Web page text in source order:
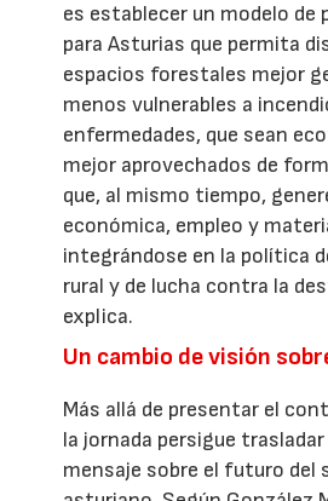
es establecer un modelo
para Asturias que permita
espacios forestales mejor
menos vulnerables a
enfermedades, que sean
mejor aprovechados de
que, al mismo tiempo,
económica, empleo y
integrándose en la política
rural y de lucha contra la
explica.
Un cambio de visión
Más allá de presentar el
la jornada persigue
mensaje sobre el futuro